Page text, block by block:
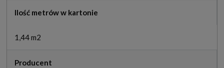
Ilość metrów w kartonie
1,44 m2
Producent